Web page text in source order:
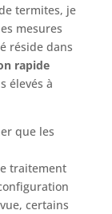
termites, je
mesures
réside dans
rapide
élevés à
que les
traitement
certains